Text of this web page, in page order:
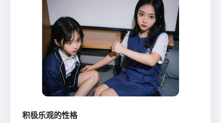
积极乐观的性格